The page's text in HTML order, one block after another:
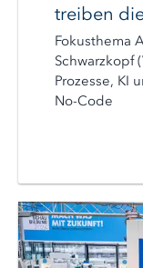
treiben
Fokusthema
Schwarzkopf
Prozesse, KI
No-Code